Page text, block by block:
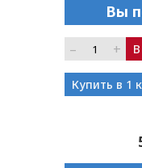
Вы
– +
Купить в 1